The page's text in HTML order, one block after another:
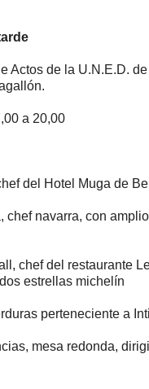
Actos de la U.N.E.D.
a 20,00
del Hotel Muga de
chef navarra, con
chef del restaurante
estrellas michelín
perteneciente a
mesa redonda,